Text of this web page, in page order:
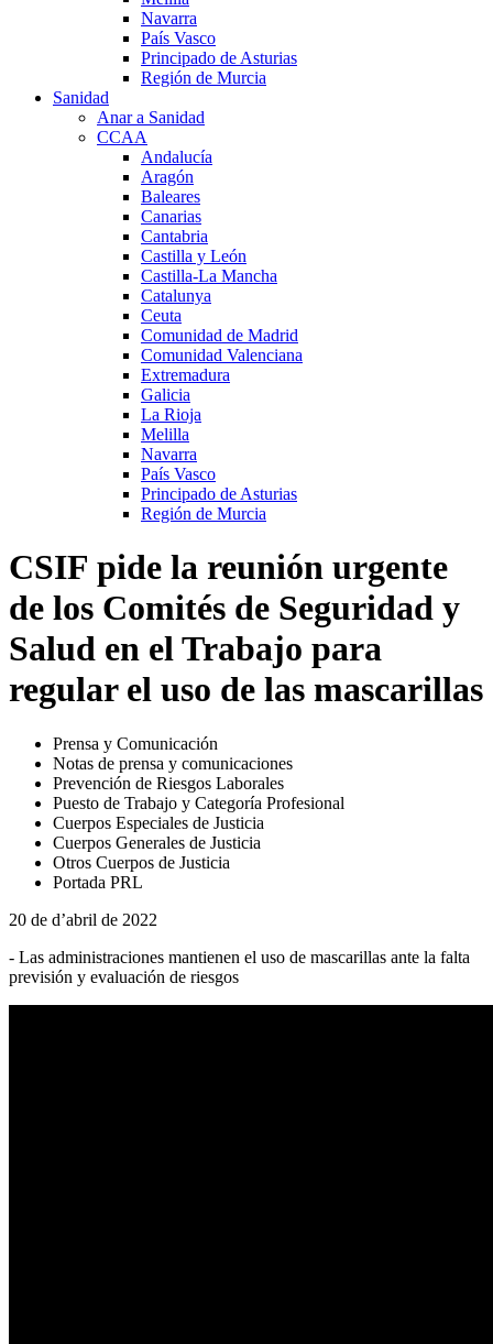
Navarra
País Vasco
Principado de Asturias
Región de Murcia
Sanidad
Anar a Sanidad
CCAA
Andalucía
Aragón
Baleares
Canarias
Cantabria
Castilla y León
Castilla-La Mancha
Catalunya
Ceuta
Comunidad de Madrid
Comunidad Valenciana
Extremadura
Galicia
La Rioja
Melilla
Navarra
País Vasco
Principado de Asturias
Región de Murcia
CSIF pide la reunión urgente
de los Comités de Seguridad y
Salud en el Trabajo para
regular el uso de las mascarillas
Prensa y Comunicación
Notas de prensa y comunicaciones
Prevención de Riesgos Laborales
Puesto de Trabajo y Categoría Profesional
Cuerpos Especiales de Justicia
Cuerpos Generales de Justicia
Otros Cuerpos de Justicia
Portada PRL
20 de d’abril de 2022
- Las administraciones mantienen el uso de mascarillas ante la falta
previsión y evaluación de riesgos